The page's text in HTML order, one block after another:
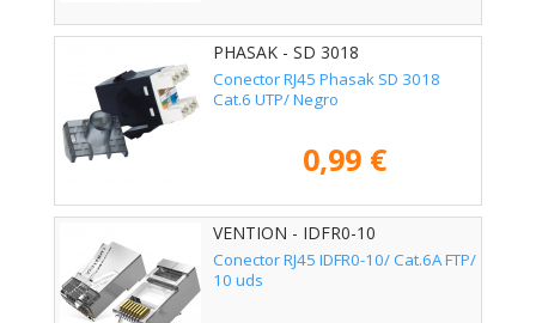
PHASAK - SD 3018
Conector RJ45 Phasak SD 3018
Cat.6 UTP/ Negro
0,99 €
VENTION - IDFR0-10
Conector RJ45 IDFR0-10/ Cat.6A FTP/
10 uds